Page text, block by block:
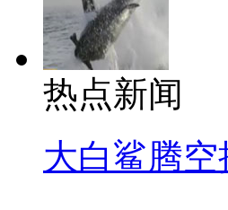
热点新闻
大白鲨腾空